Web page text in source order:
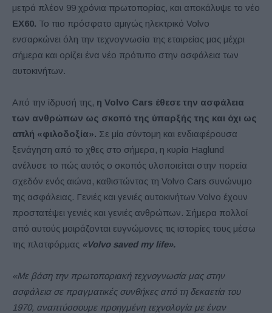
μετρά πλέον 99 χρόνια πρωτοπορίας, και αποκάλυψε το νέο
EX60. Το πιο πρόσφατο αμιγώς ηλεκτρικό Volvo
ενσαρκώνει όλη την τεχνογνωσία της εταιρείας μας μέχρι
σήμερα και ορίζει ένα νέο πρότυπο στην ασφάλεια των
αυτοκινήτων.
Από την ίδρυσή της, η Volvo Cars έθεσε την ασφάλεια
των ανθρώπων ως σκοπό της ύπαρξής της και όχι ως
απλή «φιλοδοξία». Σε μία σύντομη και ενδιαφέρουσα
ξενάγηση από το χθες στο σήμερα, η κυρία Haglund
ανέλυσε το πώς αυτός ο σκοπός υλοποιείται στην πορεία
σχεδόν ενός αιώνα, καθιστώντας τη Volvo Cars συνώνυμο
της ασφάλειας. Γενιές και γενιές αυτοκινήτων Volvo έχουν
προστατέψει γενιές και γενιές ανθρώπων. Σήμερα πολλοί
από αυτούς μοιράζονται ευγνώμονες τις ιστορίες τους μέσω
της πλατφόρμας «Volvo saved my life».
«Με βάση την πρωτοποριακή τεχνογνωσία μας στην
ασφάλεια σε πραγματικές συνθήκες από τη δεκαετία του
1970, αναπτύσσουμε προηγμένη τεχνολογία με έναν